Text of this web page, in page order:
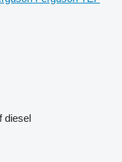
diesel